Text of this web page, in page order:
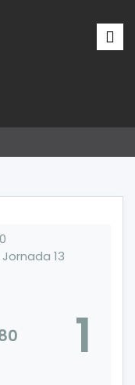
Jornada 13
1